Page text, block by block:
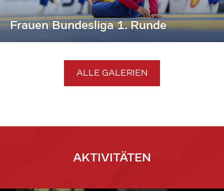
Frauen Bundesliga 1. Runde
ALLE GALERIEN
AKTIVITÄTEN